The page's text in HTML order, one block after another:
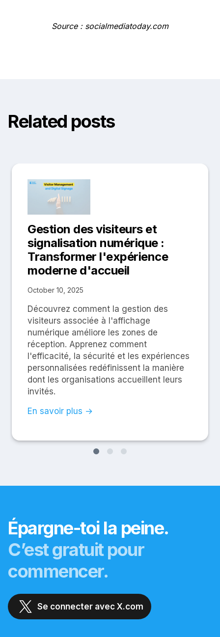
Source : socialmediatoday.com
Related posts
Gestion des visiteurs et
signalisation numérique :
Transformer l'expérience
moderne d'accueil
October 10, 2025
Découvrez comment la gestion des
visiteurs associée à l'affichage
numérique améliore les zones de
réception. Apprenez comment
l'efficacité, la sécurité et les expériences
personnalisées redéfinissent la manière
dont les organisations accueillent leurs
invités.
En savoir plus →
Épargne-toi la peine.
C’est gratuit pour
commencer.
Se connecter avec X.com